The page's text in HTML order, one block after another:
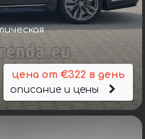
цена от €322 в день
описание и цены